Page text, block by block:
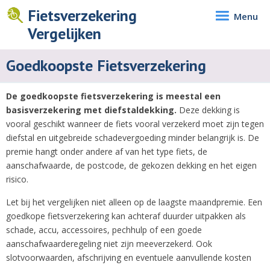
Fietsverzekering
Vergelijken
Menu
Goedkoopste Fietsverzekering
De goedkoopste fietsverzekering is meestal een
basisverzekering met diefstaldekking. Deze dekking is
vooral geschikt wanneer de fiets vooral verzekerd moet zijn tegen
diefstal en uitgebreide schadevergoeding minder belangrijk is. De
premie hangt onder andere af van het type fiets, de
aanschafwaarde, de postcode, de gekozen dekking en het eigen
risico.
Let bij het vergelijken niet alleen op de laagste maandpremie. Een
goedkope fietsverzekering kan achteraf duurder uitpakken als
schade, accu, accessoires, pechhulp of een goede
aanschafwaarderegeling niet zijn meeverzekerd. Ook
slotvoorwaarden, afschrijving en eventuele aanvullende kosten